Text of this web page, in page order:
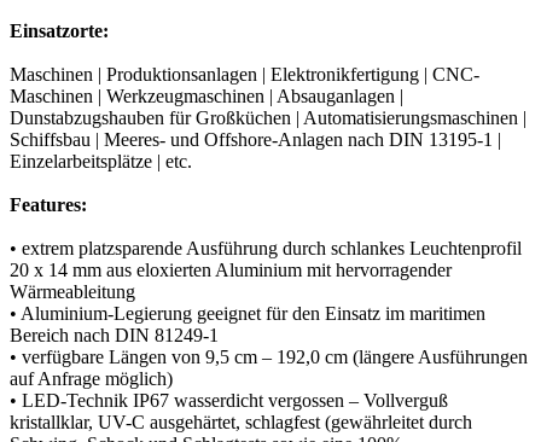
Einsatzorte:
Maschinen | Produktionsanlagen | Elektronikfertigung | CNC-
Maschinen | Werkzeugmaschinen | Absauganlagen |
Dunstabzugshauben für Großküchen | Automatisierungsmaschinen |
Schiffsbau | Meeres- und Offshore-Anlagen nach DIN 13195-1 |
Einzelarbeitsplätze | etc.
Features:
• extrem platzsparende Ausführung durch schlankes Leuchtenprofil
20 x 14 mm aus eloxierten Aluminium mit hervorragender
Wärmeableitung
• Aluminium-Legierung geeignet für den Einsatz im maritimen
Bereich nach DIN 81249-1
• verfügbare Längen von 9,5 cm – 192,0 cm (längere Ausführungen
auf Anfrage möglich)
• LED-Technik IP67 wasserdicht vergossen – Vollverguß
kristallklar, UV-C ausgehärtet, schlagfest (gewährleitet durch